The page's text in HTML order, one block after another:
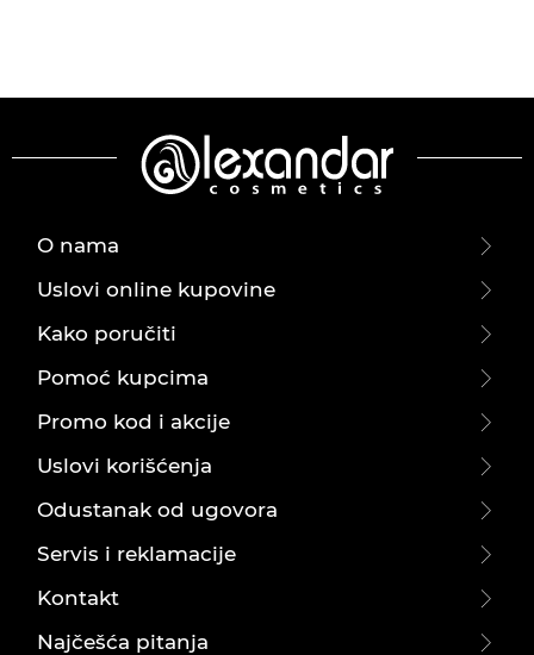
O nama
Uslovi online kupovine
Kako poručiti
Pomoć kupcima
Promo kod i akcije
Uslovi korišćenja
Odustanak od ugovora
Servis i reklamacije
Kontakt
Najčešća pitanja